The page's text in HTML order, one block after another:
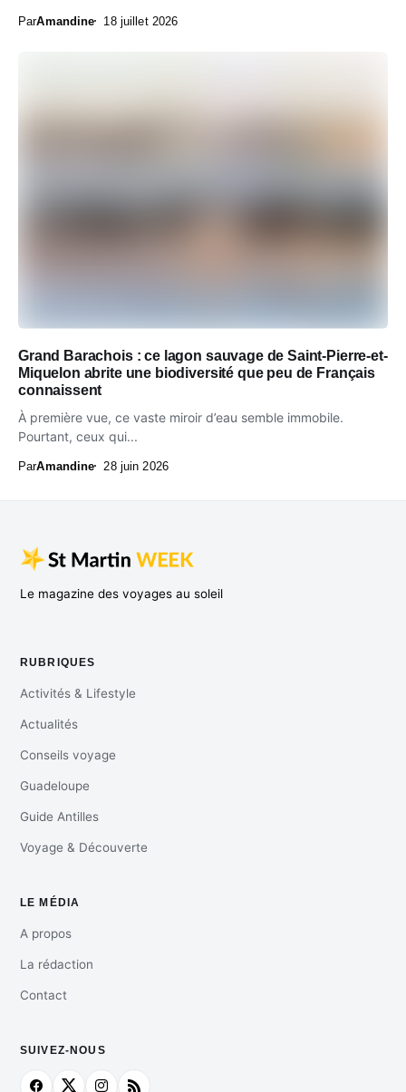
ParAmandine 18 juillet 2026
Grand Barachois : ce lagon sauvage de Saint-Pierre-et-
Miquelon abrite une biodiversité que peu de Français
connaissent
À première vue, ce vaste miroir d’eau semble immobile.
Pourtant, ceux qui...
ParAmandine 28 juin 2026
Le magazine des voyages au soleil
RUBRIQUES
Activités & Lifestyle
Actualités
Conseils voyage
Guadeloupe
Guide Antilles
Voyage & Découverte
LE MÉDIA
A propos
La rédaction
Contact
SUIVEZ-NOUS